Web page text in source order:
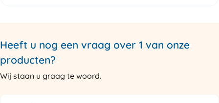
Heeft u nog een vraag over 1 van onze
producten?
Wij staan u graag te woord.